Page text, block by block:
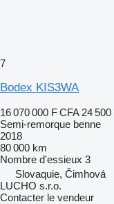
7
Bodex KIS3WA
16 070 000 F CFA 24 500
Semi-remorque benne
2018
80 000 km
Nombre d'essieux 3
Slovaquie, Čimhová
LUCHO s.r.o.
Contacter le vendeur